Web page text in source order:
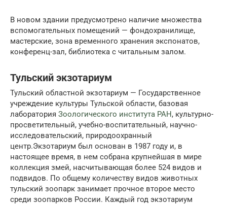
В новом здании предусмотрено наличие множества
вспомогательных помещений — фондохранилище,
мастерские, зона временного хранения экспонатов,
конференц-зал, библиотека с читальным залом.
Тульский экзотариум
Тульский областной экзотариум — Государственное
учреждение культуры Тульской области, базовая
лаборатория Зоологического института РАН, культурно-
просветительный, учебно-воспитательный, научно-
исследовательский, природоохранный
центр.Экзотариум был основан в 1987 году и, в
настоящее время, в нем собрана крупнейшая в мире
коллекция змей, насчитывающая более 524 видов и
подвидов. По общему количеству видов животных
тульский зоопарк занимает прочное второе место
среди зоопарков России. Каждый год экзотариум